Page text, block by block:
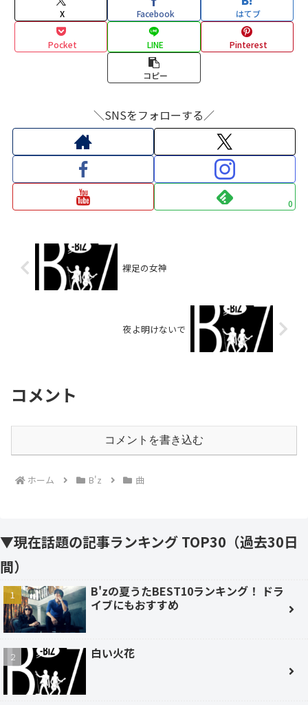
X Facebook はてブ
Pocket LINE Pinterest
コピー
＼SNSをフォローする／
0
裸足の女神
夜よ明けないで
コメント
コメントを書き込む
ホーム B'z 曲
▼現在話題の記事ランキング TOP30（過去30日
間）
B'zの夏うたBEST10ランキング！ ドラ
イブにもおすすめ
白い火花